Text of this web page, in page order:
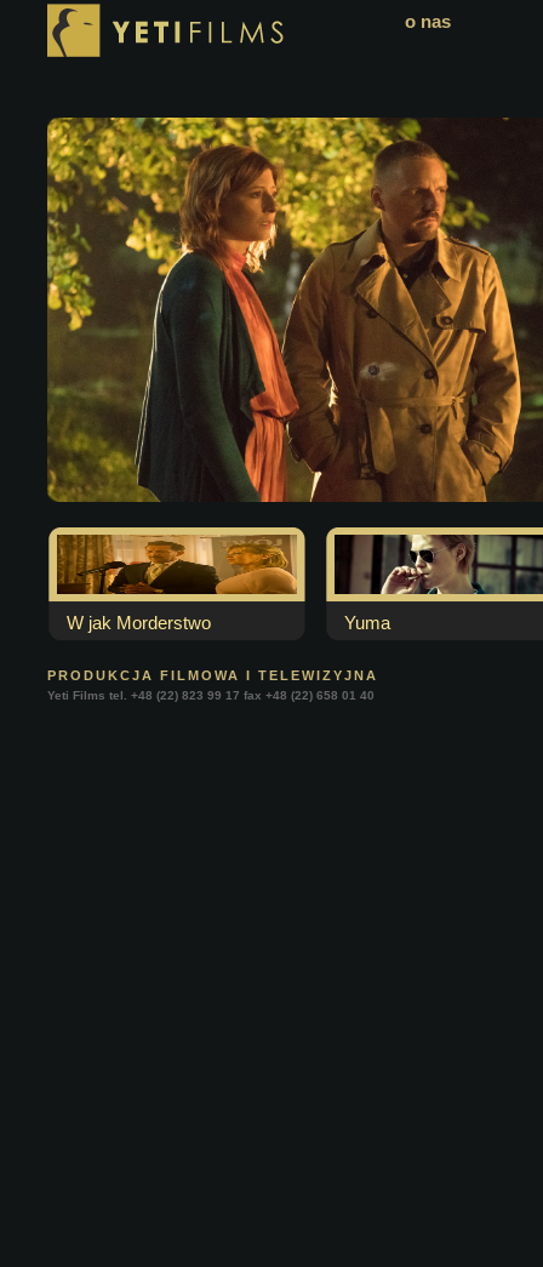
o nas
W jak Morderstwo Yuma
PRODUKCJA FILMOWA I TELEWIZYJNA
Yeti Films tel. +48 (22) 823 99 17 fax +48 (22) 658 01 40